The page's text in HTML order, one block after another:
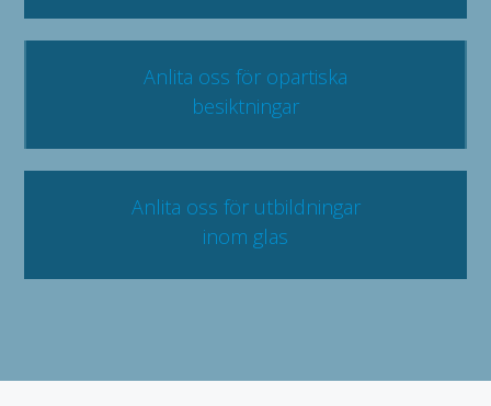
Anlita oss för opartiska
besiktningar
Anlita oss för utbildningar
inom glas